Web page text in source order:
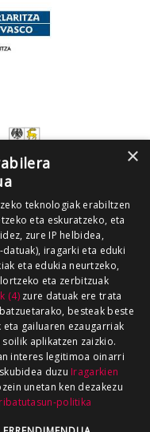
×
teknologiak erabiltzen
eta eskuratzeko, eta
zure IP helbidea,
iragarki eta eduki
eta edukia neurtzeko,
eta zerbitzuak
(4)zure datuak ere trata
besteak beste
gailuaren ezaugarriak
aplikatzen zaizkio.
interes legitimoa oinarri
duzu Iragarkien
unetan ken dezakezu
politika